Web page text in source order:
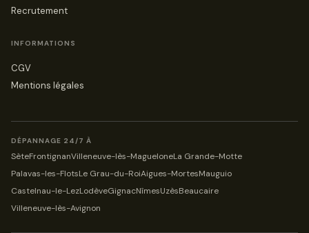
Recrutement
INFORMATIONS
CGV
Mentions légales
DÉPANNAGE 24/7 À
SèteFrontignanVilleneuve-lès-MagueloneLa Grande-Motte
Palavas-les-FlotsLe Grau-du-RoiAigues-MortesMauguio
Castelnau-le-LezLodèveGignacNîmesUzèsBeaucaire
Villeneuve-lès-Avignon